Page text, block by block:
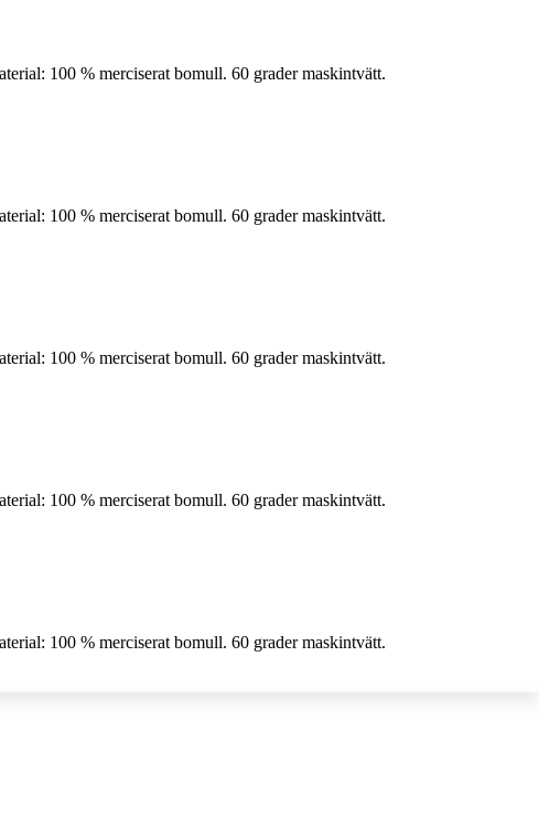
100 % merciserat bomull. 60 grader maskintvätt.
100 % merciserat bomull. 60 grader maskintvätt.
100 % merciserat bomull. 60 grader maskintvätt.
100 % merciserat bomull. 60 grader maskintvätt.
100 % merciserat bomull. 60 grader maskintvätt.